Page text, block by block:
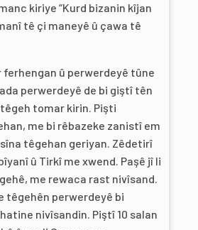
kiriye “Kurd bizanin kîjan
tê çi maneyê û çawa tê
ferhengan û perwerdeyê tûne
perwerdeyê de bi giştî tên
tomar kirin. Pişti
me bi rêbazeke zanistî em
têgehan geriyan. Zêdetirî
û Tirkî me xwend. Paşê jî li
me rewaca rast nivîsand.
têgehên perwerdeyê bi
nivîsandin. Piştî 10 salan